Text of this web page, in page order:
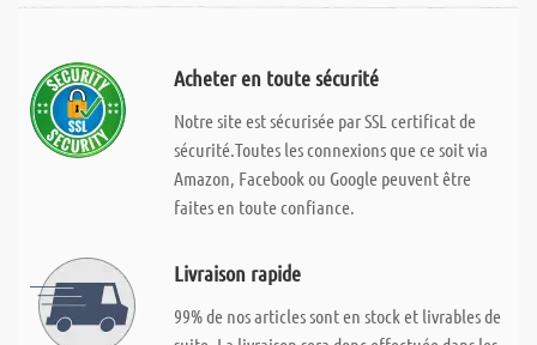
Acheter en toute sécurité
Notre site est sécurisée par SSL certificat de
sécurité.Toutes les connexions que ce soit via
Amazon, Facebook ou Google peuvent être
faites en toute confiance.
Livraison rapide
99% de nos articles sont en stock et livrables de